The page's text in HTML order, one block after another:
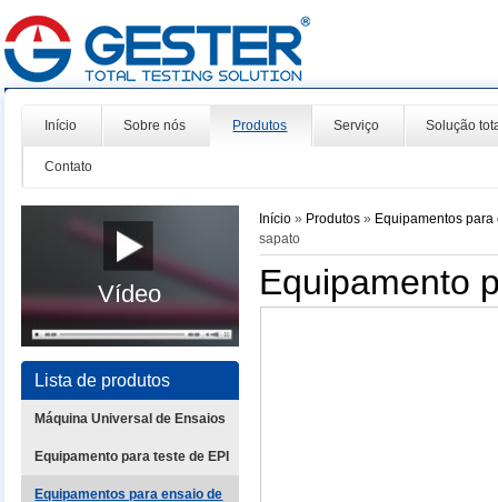
Início Sobre nós Produtos Serviço Solução
Contato
Vídeo
Lista de produtos
Máquina Universal de Ensaios
Equipamento para teste de EPI
Equipamentos para ensaio de
Início » Produtos» Equipamentos
sapato
Equipamento